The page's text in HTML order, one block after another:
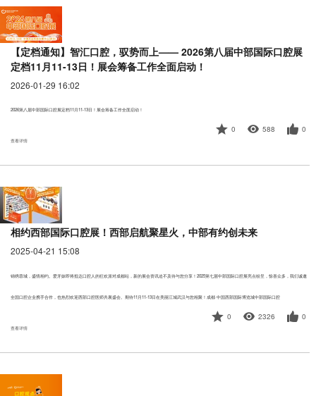
【定档通知】智汇口腔，驭势而上—— 2026第八届中部国际口腔展
定档11月11-13日！展会筹备工作全面启动！
2026-01-29 16:02
2026第八届中部国际口腔展定档11月11-13日！展会筹备工作全面启动！
0 588 0
查看详情
相约西部国际口腔展！西部启航聚星火，中部有约创未来
2025-04-21 15:08
锦绣蓉城，盛情相约。爱牙妹即将抵达口腔人的狂欢派对成都站，新的展会资讯迫不及待与您分享！2025第七届中部国际口腔展亮点纷呈，惊喜众多，我们诚邀
全国口腔企业携手合作，也热烈欢迎西部口腔医师共襄盛会。期待11月11-13日在美丽江城武汉与您相聚！成都·中国西部国际博览城中部国际口腔
0 2326 0
查看详情